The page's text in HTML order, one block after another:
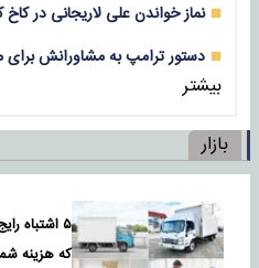
نماز خواندن علی لاریجانی در
دستور ترامپ به مشاورانش برای
بیشتر
بازار
۵ اشتباه
که هزینه